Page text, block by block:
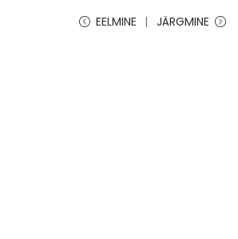
EELMINE JÄRGMINE